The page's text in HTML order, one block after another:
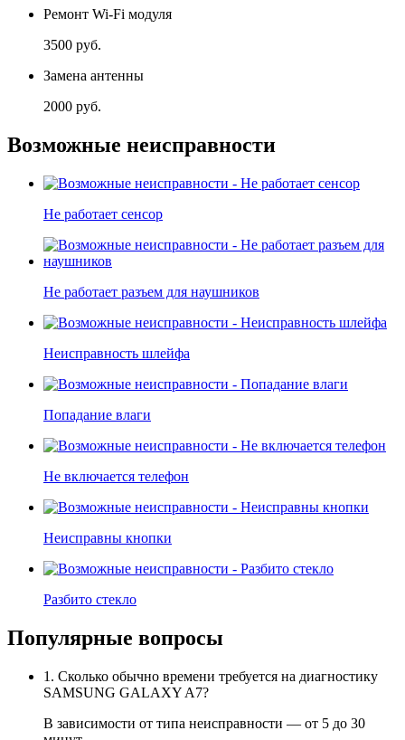
Ремонт Wi-Fi модуля
3500 руб.
Замена антенны
2000 руб.
Возможные неисправности
Не работает сенсор
Не работает разъем для наушников
Неисправность шлейфа
Попадание влаги
Не включается телефон
Неисправны кнопки
Разбито стекло
Популярные вопросы
1. Сколько обычно времени требуется на диагностику
SAMSUNG GALAXY A7?
В зависимости от типа неисправности — от 5 до 30